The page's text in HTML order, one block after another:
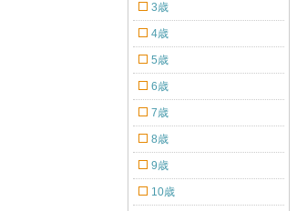
3歳
4歳
5歳
6歳
7歳
8歳
9歳
10歳